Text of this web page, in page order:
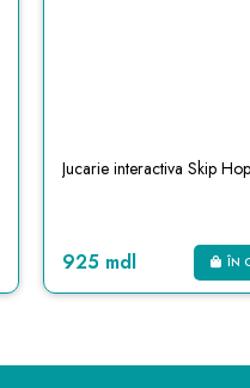
Jucarie interactiva Skip
925 mdl ÎN